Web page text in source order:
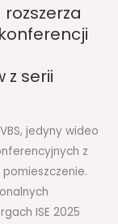
z serii
jedyny wideo
z
ISE 2025